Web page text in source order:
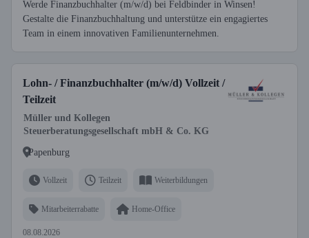
Werde Finanzbuchhalter (m/w/d) bei Feldbinder in Winsen!
Gestalte die Finanzbuchhaltung und unterstütze ein engagiertes
Team in einem innovativen Familienunternehmen.
Lohn- / Finanzbuchhalter (m/w/d) Vollzeit /
Teilzeit
Müller und Kollegen
Steuerberatungsgesellschaft mbH & Co. KG
Papenburg
Vollzeit Teilzeit Weiterbildungen
Mitarbeiterrabatte Home-Office
08.08.2026